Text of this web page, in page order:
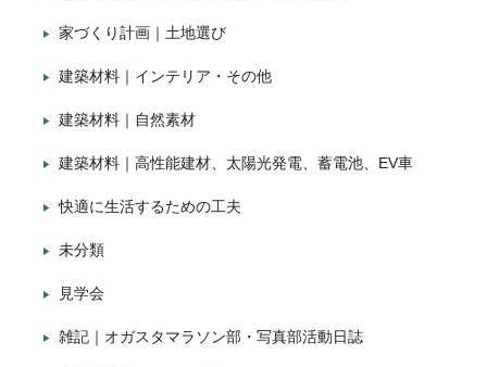
家づくり計画｜土地選び
建築材料｜インテリア・その他
建築材料｜自然素材
建築材料｜高性能建材、太陽光発電、蓄電池、EV車
快適に生活するための工夫
未分類
見学会
雑記｜オガスタマラソン部・写真部活動日誌